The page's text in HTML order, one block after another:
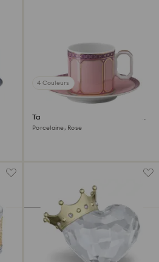
4 Couleurs
Tasse à espresso avec soucoupe
Signum
Porcelaine, Rose